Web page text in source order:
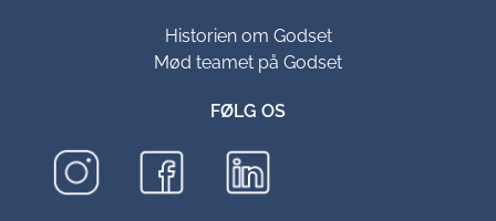
Historien om Godset
Mød teamet på Godset
FØLG OS